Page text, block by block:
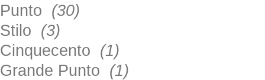
Punto (30)
Stilo (3)
Cinquecento (1)
Grande Punto (1)